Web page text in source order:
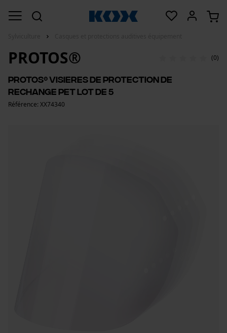
PROTOS® (0)
PROTOS® Visieres de protection de
rechange PET lot de 5
Référence: XX74340